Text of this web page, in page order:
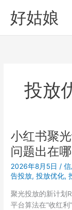
好姑娘
投放
小红书聚
问题出在哪
2026年8月5日 /
告投放,投放优化,
聚光投放的新计划
平台算法在”收红